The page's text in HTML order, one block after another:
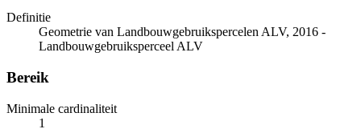
Definitie
Geometrie van Landbouwgebruikspercelen ALV, 2016 -
Landbouwgebruiksperceel ALV
Bereik
Minimale cardinaliteit
1